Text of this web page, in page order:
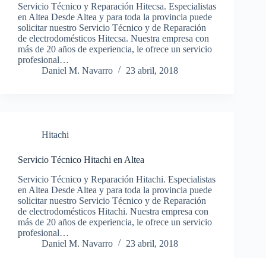
Servicio Técnico y Reparación Hitecsa. Especialistas
en Altea Desde Altea y para toda la provincia puede
solicitar nuestro Servicio Técnico y de Reparación
de electrodomésticos Hitecsa. Nuestra empresa con
más de 20 años de experiencia, le ofrece un servicio
profesional…
Daniel M. Navarro
23 abril, 2018
Hitachi
Servicio Técnico Hitachi en Altea
Servicio Técnico y Reparación Hitachi. Especialistas
en Altea Desde Altea y para toda la provincia puede
solicitar nuestro Servicio Técnico y de Reparación
de electrodomésticos Hitachi. Nuestra empresa con
más de 20 años de experiencia, le ofrece un servicio
profesional…
Daniel M. Navarro
23 abril, 2018